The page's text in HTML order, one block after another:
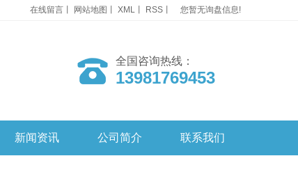
在线留言 网站地图 XML RSS 您暂无询盘信息!
全国咨询热线：
13981769453
新闻资讯 公司简介 联系我们